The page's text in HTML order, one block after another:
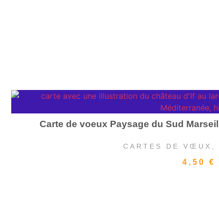
Carte de voeux Paysage du Sud
CARTES DE VŒUX
4,50 €